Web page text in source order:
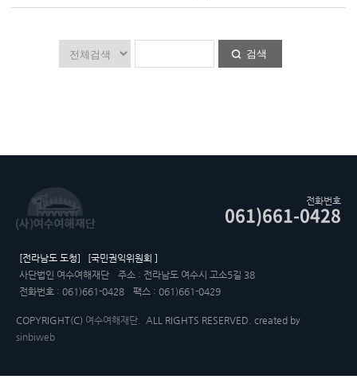
검색
[전라남도 도청]
[국민권익위원회 ]
사단법인 여수여해재단
주소 : 전라남도 여수시 고소5길 38
전화번호 : 061)661-0428
팩스 : 061)661-0429
COPYRIGHT(C) 여수여해재단.
ALL RIGHTS RESERVED. created by
sinbiweb
전화번호
061)661-0428